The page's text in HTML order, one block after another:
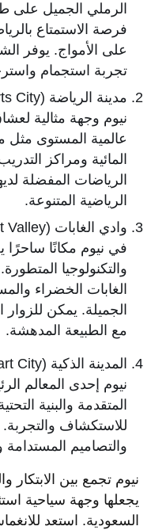
الرملي الجميل على
فرصة الاستمتاع
على الأمواج. يوفر
تجربة استجمام
نيوم وجهة مثالية
عالمية المستوى مثل
المائية ومراكز
الرياضات المفضلة
الرياضية المتنوعة.
في نيوم مكانًا ساحرًا
والتكنولوجيا
الغابات الخضراء
الجميلة. يمكن للزوار
مع الطبيعة المدهشة.
نيوم إحدى المعالم
المتقدمة والبنية
للاستكشاف والتجربة.
والتصاميم المستدامة
نيوم تجمع بين الابتكار
يجعلها وجهة سياحية
السعودية. استعد